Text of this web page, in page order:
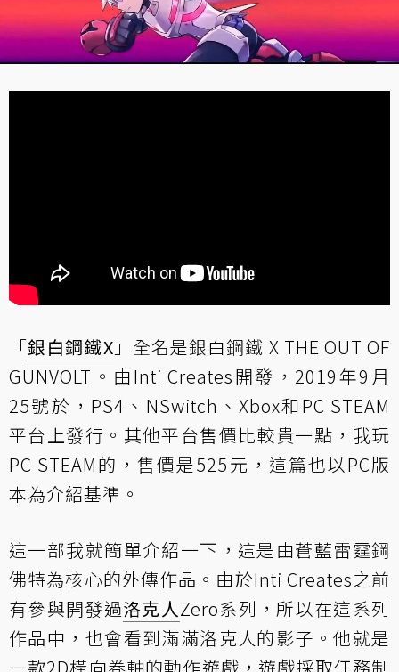
「銀白鋼鐵X 」全名是銀白鋼鐵 X THE OUT OF
GUNVOLT。由Inti Creates開發，2019年9月
25號於，PS4、NSwitch、Xbox和PC STEAM
平台上發行。其他平台售價比較貴一點，我玩
PC STEAM的，售價是525元，這篇也以PC版
本為介紹基準。
這一部我就簡單介紹一下，這是由蒼藍雷霆鋼
佛特為核心的外傳作品。由於Inti Creates之前
有參與開發過洛克人Zero系列，所以在這系列
作品中，也會看到滿滿洛克人的影子。他就是